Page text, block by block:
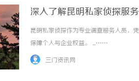
深入了解昆明私家侦探服
昆明私家侦探作为专业调查服务人员，
保障个人与企业权益。 ...……
三门资讯网